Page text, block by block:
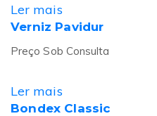
Ler mais
Verniz Pavidur
Preço Sob Consulta
Ler mais
Bondex Classic